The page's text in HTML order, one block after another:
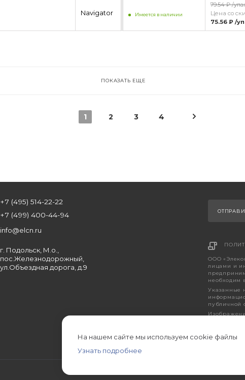
Navigator Имеется в наличии
79.54 ₽ /
Цена со
75.56 ₽ /
ПОКАЗАТЬ ЕЩЕ
1 2 3 4
+7 (495) 514-22-22
+7 (499) 400-44-94
info@elcn.ru
г. Подольск, М.о.,
пос.Железнодорожный,
ул.Объездная дорога, д.9
ООО
лицами и
необходим
Указанные
публичной
являются
На нашем сайте мы используем cookie файлы
Узнать подробнее